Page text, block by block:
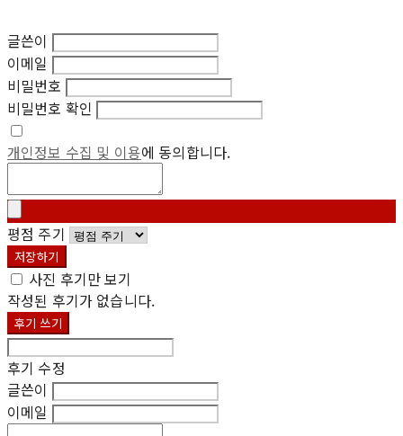
글쓴이
이메일
비밀번호
비밀번호 확인
개인정보 수집 및 이용에 동의합니다.
평점 주기
저장하기
사진 후기만 보기
작성된 후기가 없습니다.
후기 쓰기
후기 수정
글쓴이
이메일